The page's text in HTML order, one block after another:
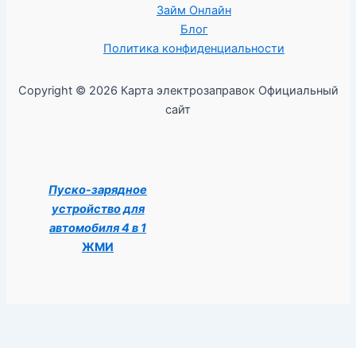
Займ Онлайн
Блог
Политика конфиденциальности
Copyright © 2026 Карта электрозаправок Официальный
сайт
Пуско-зарядное
устройство для
автомобиля 4 в 1
ЖМИ